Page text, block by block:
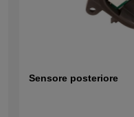
Sensore posteriore